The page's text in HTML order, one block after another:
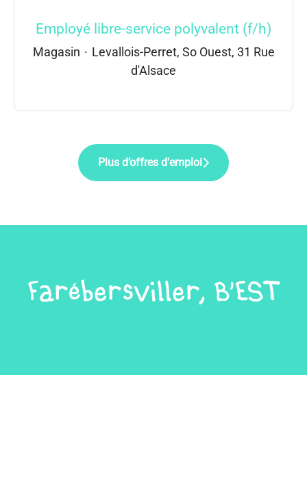
Employé libre-service polyvalent (f/h)
Magasin · Levallois-Perret, So Ouest, 31 Rue
d'Alsace
Plus d’offres d'emploi
Farébersviller, B'EST